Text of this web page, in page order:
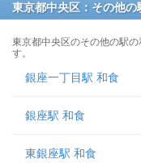
東京都中央区：その他の
東京都中央区のその他の駅
す。
銀座一丁目駅 和食
銀座駅 和食
東銀座駅 和食